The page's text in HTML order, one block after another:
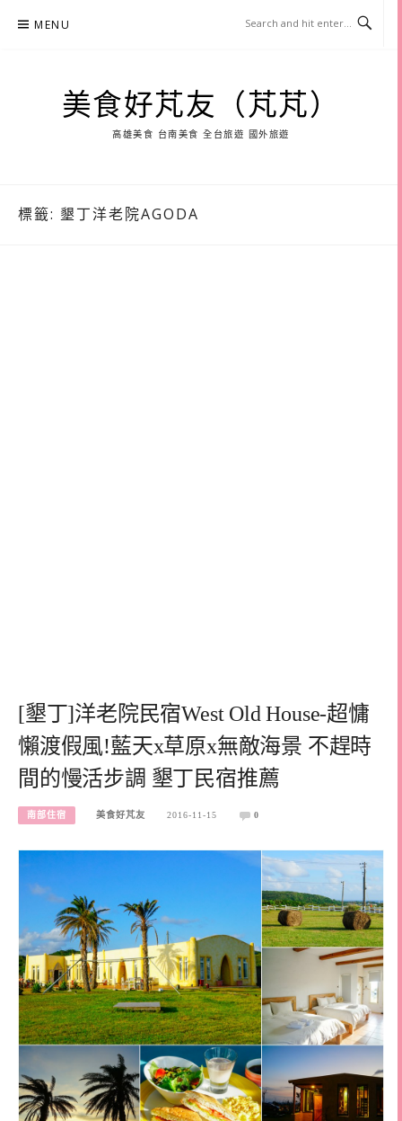
MENU
美食好芃友（芃芃）
高雄美食 台南美食 全台旅遊 國外旅遊
標籤: 墾丁洋老院AGODA
[墾丁]洋老院民宿West Old House-超慵
懶渡假風!藍天x草原x無敵海景 不趕時
間的慢活步調 墾丁民宿推薦
南部住宿 美食好芃友 2016-11-15 0